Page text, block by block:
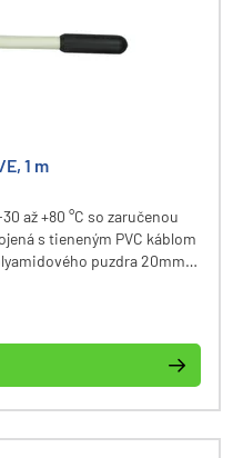
1 m
až +80 °C so zaručenou
s tieneným PVC káblom
puzdra 20mm,